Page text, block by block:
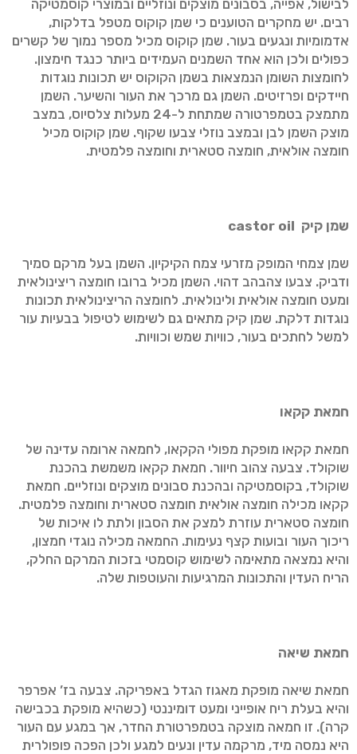
לבישול, אפייה, בסבונים מוצקים ונוזליים ובמוצרי קוסמטיקה
רבים. יש מחקרים הטוענים כי שמן קוקוס מטפל בדלקות,
אדמומיות ונגעים בעור. שמן קוקוס מכיל מספר נמוך של קשרים
כפולים ולכן הוא אחד השמנים העמידים ביותר כנגד חימצון.
לחומצות השומן הנמצאות בשמן הקוקוס יש תכונות נוגדות
חיידקים ופרזיטים. השמן גם מרכך את העור והשיער. השמן
מתמצק בטמפרטורה שמתחת ל-24 מעלות צלסיוס, במצב
מוצק השמן לבן ובמצב נוזלי צבעו שקוף. שמן קוקוס מכיל
חומצה אולאית, חומצה סטארית וחומצה פלמטית.
שמן קיק castor oil
שמן צמחי המופק מזרעי צמח הקיקיון. השמן בעל מרקם סמיך
ודביק. צבעו צהבהב דהוי. השמן מכיל ברובו חומצה ריצינולאית
ומעט חומצה אולאית ולינולאית. לחומצה הריצינולאית תכונות
נוגדות דלקת. שמן קיק מתאים גם לשימוש לטיפול בבעיות עור
למשל לחתכים בעור, כוויות שמש וכוויות.
חמאת קקאו
חמאת קקאו מופקת מפולי הקקאו, לחמאה ארומה עדינה של
שוקולד. צבעה צהוב חיוור. חמאת קקאו משמשת בהכנת
שוקולד, בקוסמטיקה ובהכנת סבונים מוצקים ונוזליים. חמאת
קקאו מכילה חומצה אולאית חומצה סטארית וחומצה פלמטית.
חומצה סטארית עוזרת למצק את הסבון ולתת לו איכות של
ריכוך העור ובועות קצף נעימות. החמאה מכילה נוגדי חמצון,
והיא נמצאה מתאימה לשימוש קוסמטי בזכות המרקם החלק,
הריח העדין והתכונות המרגיעות והעוטפות שלה.
חמאת שיאה
חמאת שיאה מופקת מאגוז הגדל באפריקה. צבעה בז’ אפרפר
והיא בעלת ריח אופייני ומעט דומיננטי (כשהיא מופקת בכבישה
קרה). זו חמאה מוצקה בטמפרטורת החדר, אך במגע עם העור
היא נמסה מיד, מרקמה עדין ונעים למגע ולכן הפכה פופולרית